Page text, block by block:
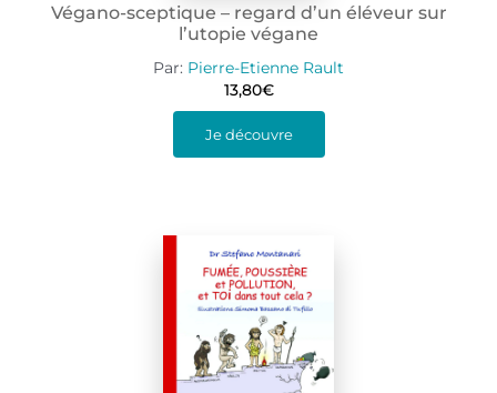
Végano-sceptique – regard d’un éléveur sur
l’utopie végane
Par: Pierre-Etienne Rault
13,80€
Je découvre